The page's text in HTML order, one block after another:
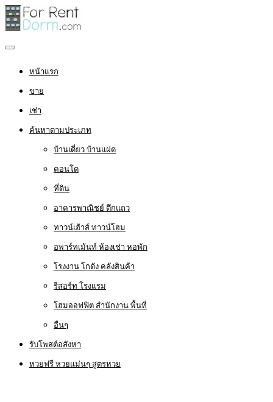
หน้าแรก
ขาย
เช่า
ค้นหาตามประเภท
บ้านเดี่ยว บ้านแฝด
คอนโด
ที่ดิน
อาคารพาณิชย์ ตึกแถว
ทาวน์เฮ้าส์ ทาวน์โฮม
อพาร์ทเม้นท์ ห้องเช่า หอพัก
โรงงาน โกดัง คลังสินค้า
รีสอร์ท โรงแรม
โฮมออฟฟิต สำนักงาน พื้นที่
อื่นๆ
รับโพสต์อสังหา
หวยฟรี หวยแม่นๆ สูตรหวย